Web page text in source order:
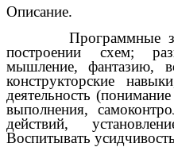
Описание.
Программные
построении схем;
мышление, фантазию,
конструкторские
деятельность
выполнения,
действий,
Воспитывать